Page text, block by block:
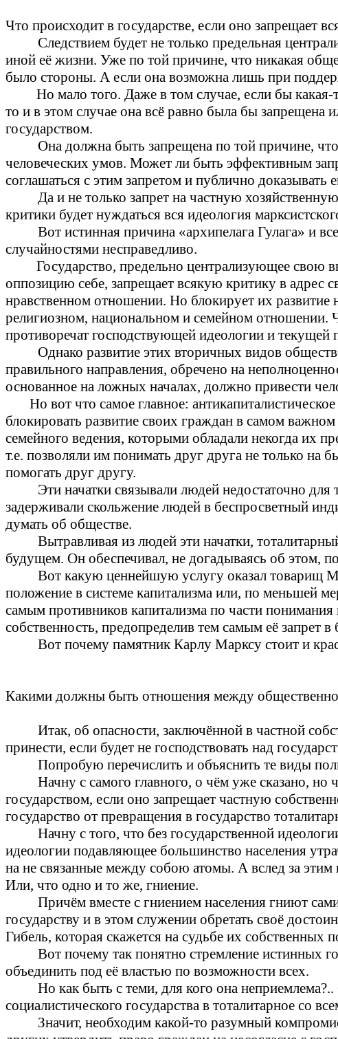
Что происходит в государстве, если оно запрещает
Следствием будет не только предельная
иной её жизни. Уже по той причине, что никакая
было стороны. А если она возможна лишь при
Но мало того. Даже в том случае, если бы
то и в этом случае она всё равно была бы запрещена
государством.
Она должна быть запрещена по той причине,
человеческих умов. Может ли быть эффективным
соглашаться с этим запретом и публично доказывать
Да и не только запрет на частную
критики будет нуждаться вся идеология
Вот истинная причина «архипелага Гулага» и
случайностями несправедливо.
Государство, предельно централизующее свою
оппозицию себе, запрещает всякую критику в адрес
нравственном отношении. Но блокирует их
религиозном, национальном и семейном отношении.
противоречат господствующей идеологии и текущей
Однако развитие этих вторичных видов
правильного направления, обречено на
основанное на ложных началах, должно привести
Но вот что самое главное:
блокировать развитие своих граждан в самом
семейного ведения, которыми обладали некогда их
т.е. позволяли им понимать друг друга не только на
помогать друг другу.
Эти начатки связывали людей недостаточно
задерживали скольжение людей в беспросветный
думать об обществе.
Вытравливая из людей эти начатки,
будущем. Он обеспечивал, не догадываясь об этом,
Вот какую ценнейшую услугу оказал товарищ
положение в системе капитализма или, по меньшей
самым противников капитализма по части
собственность, предопределив тем самым её
Вот почему памятник Карлу Марксу стоит и
Какими должны быть отношения между
Итак, об опасности, заключённой в частной
принести, если будет не господствовать над
Попробую перечислить и объяснить те виды
Начну с самого главного, о чём уже сказано,
государством, если оно запрещает частную
государство от превращения в государство
Начну с того, что без государственной
идеологии подавляющее большинство населения
на не связанные между собою атомы. А вслед за этим
Или, что одно и то же, гниение.
Причём вместе с гниением населения гниют
государству и в этом служении обретать своё
Гибель, которая скажется на судьбе их собственных
Вот почему так понятно стремление истинных
объединить под её властью по возможности всех.
Но как быть с теми, для кого она
социалистического государства в тоталитарное со
Значит, необходим какой-то разумный